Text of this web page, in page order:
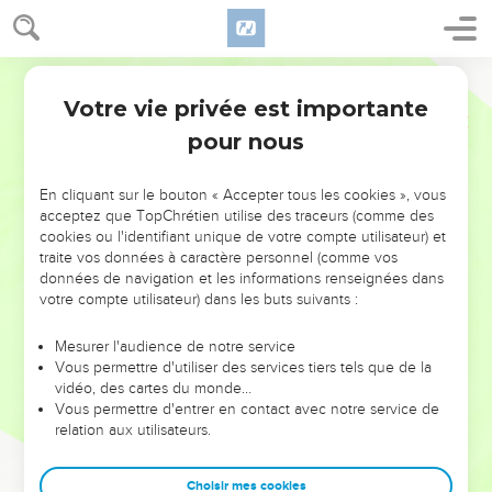
NE MANQUEZ PAS L’ÉVÉNEMENT
DE L’ANNÉE !
ET SI LEURS ERREURS POUVAIENT VOUS ÉVITER LES
VOTRES ?
leur foi ou leur vision. Mais on voit moins les doutes, les erreurs
et les saisons difficiles qu'ils ont traversés, alors même que ce
sont elles qui les ont façonnés.
Dans cette conférence, leaders, entrepreneurs, et responsables
clés pour avancer avec plus de sagesse afin que leurs erreurs
Votre vie privée est importante
pour nous
En cliquant sur le bouton « Accepter tous les cookies », vous
acceptez que TopChrétien utilise des traceurs (comme des
cookies ou l'identifiant unique de votre compte utilisateur) et
traite vos données à caractère personnel (comme vos
données de navigation et les informations renseignées dans
votre compte utilisateur) dans les buts suivants :
Mesurer l'audience de notre service
Vous permettre d'utiliser des services tiers tels que de la
vidéo, des cartes du monde…
Vous permettre d'entrer en contact avec notre service de
relation aux utilisateurs.
Choisir mes cookies